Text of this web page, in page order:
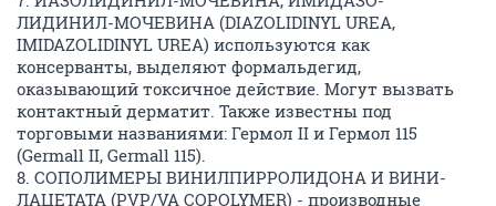
ЛИДИНИЛ-МОЧЕВИНА (DIAZOLIDINYL UREA,
IMIDAZOLIDINYL UREA) используются как
консерванты, выделяют формальдегид,
оказывающий токсичное действие. Могут вызвать
контактный дерматит. Также известны под
торговыми названиями: Гермол II и Гермол 115
(Germall II, Germall 115).
8. СОПОЛИМЕРЫ ВИНИЛПИРРОЛИДОНА И ВИНИ-
ЛАЦЕТАТА (PVP/VA COPOLYMER) - производные